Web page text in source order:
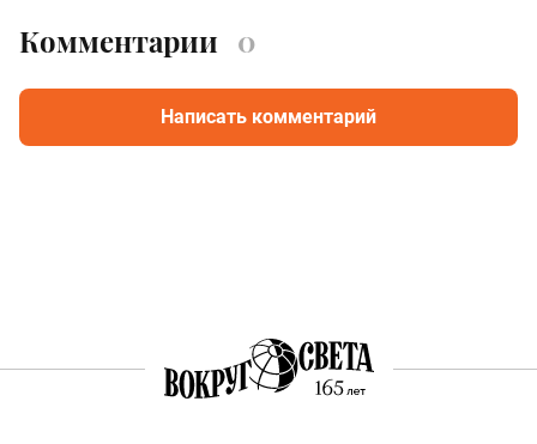
Комментарии 0
Написать комментарий